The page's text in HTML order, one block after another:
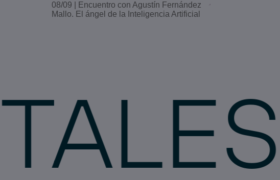
08/09 | Encuentro con Agustín Fernández
Mallo. El ángel de la Inteligencia Artificial